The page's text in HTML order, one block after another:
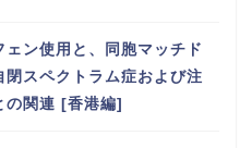
ン使用と、同胞マッチド
閉スペクトラム症および注
の関連 [香港編]